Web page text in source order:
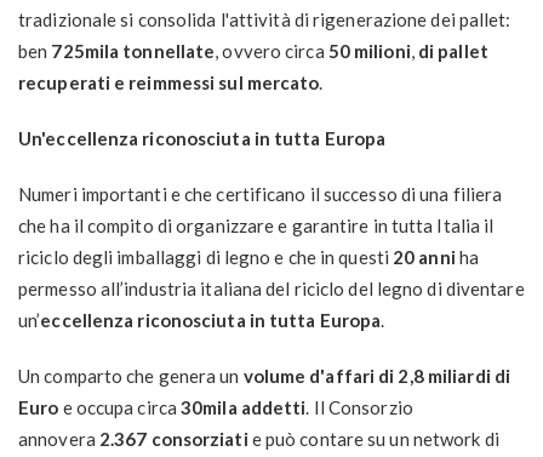
tradizionale si consolida l'attività di rigenerazione dei pallet:
ben 725mila tonnellate, ovvero circa 50 milioni,di pallet
recuperati e reimmessi sul mercato.
Un'eccellenza riconosciuta in tutta Europa
Numeri importanti e che certificano il successo di una filiera
che ha il compito di organizzare e garantire in tutta Italia il
riciclo degli imballaggi di legno e che in questi 20 anni ha
permesso all’industria italiana del riciclo del legno di diventare
un’eccellenza riconosciuta in tutta Europa.
Un comparto che genera un volume d'affari di 2,8 miliardi di
Euro e occupa circa30mila addetti. Il Consorzio
annovera 2.367 consorziati e può contare su un network di